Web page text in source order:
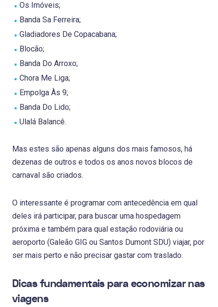
Os Imóveis;
Banda Sa Ferreira;
Gladiadores De Copacabana;
Blocão;
Banda Do Arroxo;
Chora Me Liga;
Empolga Às 9;
Banda Do Lido;
Ulalá Balancê.
Mas estes são apenas alguns dos mais famosos, há
dezenas de outros e todos os anos novos blocos de
carnaval são criados.
O interessante é programar com antecedência em qual
deles irá participar, para buscar uma hospedagem
próxima e também para qual estação rodoviária ou
aeroporto (Galeão GIG ou Santos Dumont SDU) viajar, por
ser mais perto e não precisar gastar com traslado.
Dicas fundamentais para economizar nas
viagens